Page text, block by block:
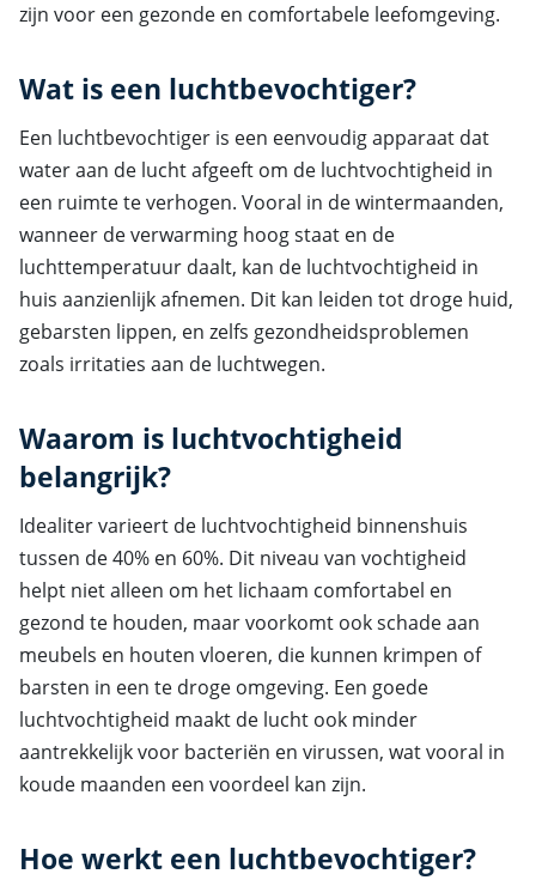
zijn voor een gezonde en comfortabele leefomgeving.
Wat is een luchtbevochtiger?
Een luchtbevochtiger is een eenvoudig apparaat dat
water aan de lucht afgeeft om de luchtvochtigheid in
een ruimte te verhogen. Vooral in de wintermaanden,
wanneer de verwarming hoog staat en de
luchttemperatuur daalt, kan de luchtvochtigheid in
huis aanzienlijk afnemen. Dit kan leiden tot droge huid,
gebarsten lippen, en zelfs gezondheidsproblemen
zoals irritaties aan de luchtwegen.
Waarom is luchtvochtigheid
belangrijk?
Idealiter varieert de luchtvochtigheid binnenshuis
tussen de 40% en 60%. Dit niveau van vochtigheid
helpt niet alleen om het lichaam comfortabel en
gezond te houden, maar voorkomt ook schade aan
meubels en houten vloeren, die kunnen krimpen of
barsten in een te droge omgeving. Een goede
luchtvochtigheid maakt de lucht ook minder
aantrekkelijk voor bacteriën en virussen, wat vooral in
koude maanden een voordeel kan zijn.
Hoe werkt een luchtbevochtiger?